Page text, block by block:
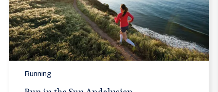
Running